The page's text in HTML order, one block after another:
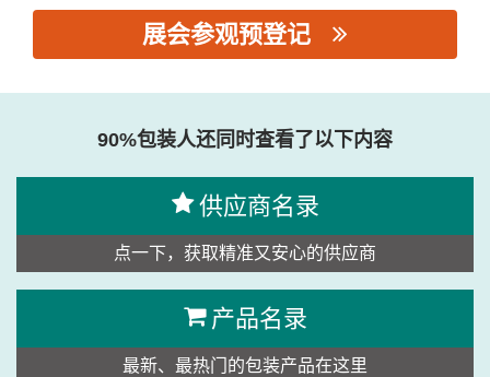
展会参观预登记
90%包装人还同时查看了以下内容
供应商名录
点一下，获取精准又安心的供应商
产品名录
最新、最热门的包装产品在这里